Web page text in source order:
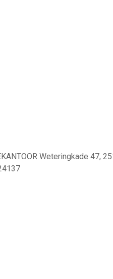
Weteringkade 47,